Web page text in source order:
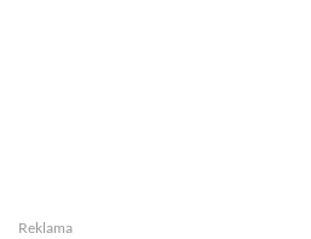
Reklama